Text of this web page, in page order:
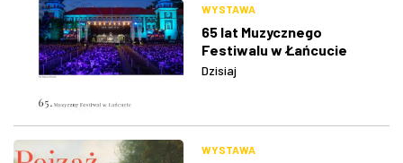
WYSTAWA
65 lat Muzycznego
Festiwalu w Łańcucie
Dzisiaj
WYSTAWA